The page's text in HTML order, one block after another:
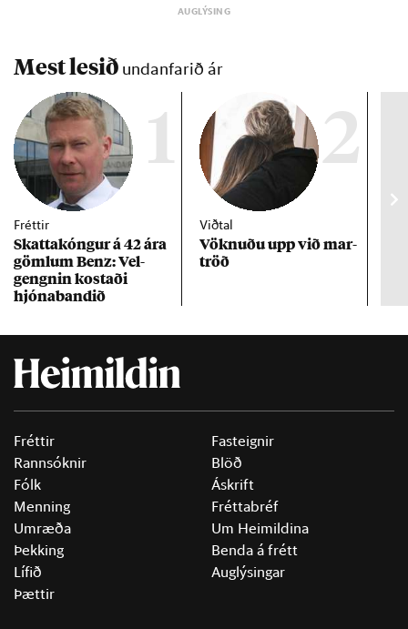
Mest lesið undanfarið ár
1
Fréttir
Skattakóng­ur á 42 ára
göml­um Benz: Vel­
gengn­in kostaði
hjóna­band­ið
2
Viðtal
Vökn­uðu upp við mar­
tröð
Fréttir
Rannsóknir
Fólk
Menning
Umræða
Þekking
Lífið
Þættir
Fasteignir
Blöð
Áskrift
Fréttabréf
Um Heimildina
Benda á frétt
Auglýsingar